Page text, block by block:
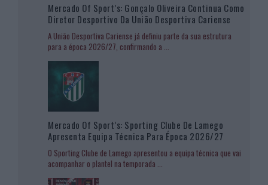
Mercado Of Sport’s: Gonçalo Oliveira Continua Como
Diretor Desportivo Da União Desportiva Cariense
A União Desportiva Cariense já definiu parte da sua estrutura
para a época 2026/27, confirmando a
Mercado Of Sport’s: Sporting Clube De Lamego
Apresenta Equipa Técnica Para Época 2026/27
O Sporting Clube de Lamego apresentou a equipa técnica que vai
acompanhar o plantel na temporada